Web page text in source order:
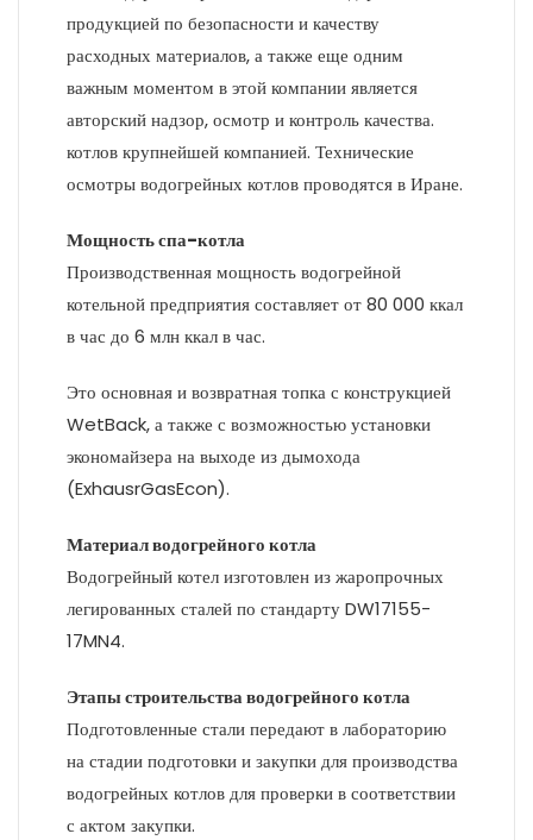
продукцией по безопасности и качеству
расходных материалов, а также еще одним
важным моментом в этой компании является
авторский надзор, осмотр и контроль качества.
котлов крупнейшей компанией. Технические
осмотры водогрейных котлов проводятся в Иране.
Мощность спа-котла
Производственная мощность водогрейной
котельной предприятия составляет от 80 000 ккал
в час до 6 млн ккал в час.
Это основная и возвратная топка с конструкцией
WetBack, а также с возможностью установки
экономайзера на выходе из дымохода
(ExhausrGasEcon).
Материал водогрейного котла
Водогрейный котел изготовлен из жаропрочных
легированных сталей по стандарту DW17155-
17MN4.
Этапы строительства водогрейного котла
Подготовленные стали передают в лабораторию
на стадии подготовки и закупки для производства
водогрейных котлов для проверки в соответствии
с актом закупки.